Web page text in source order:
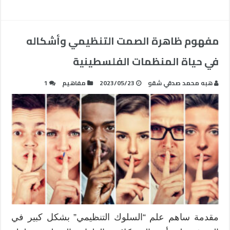
مفهوم ظاهرة الصمت التنظيمي وأشكاله
في حياة المنظمات الفلسطينية
ھبه محمد صدقي شقو 2023/05/23 مفاهيم 1
مقدمة ساهم علم “السلوك التنظيمي” بشكل كبير في